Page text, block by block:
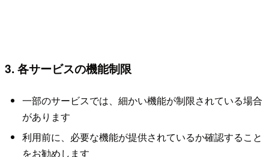
3. 各サービスの機能制限
一部のサービスでは、細かい機能が制限されている場合
があります
利用前に、必要な機能が提供されているか確認すること
をお勧めします